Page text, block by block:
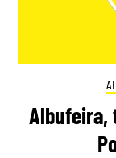
Albufeira,